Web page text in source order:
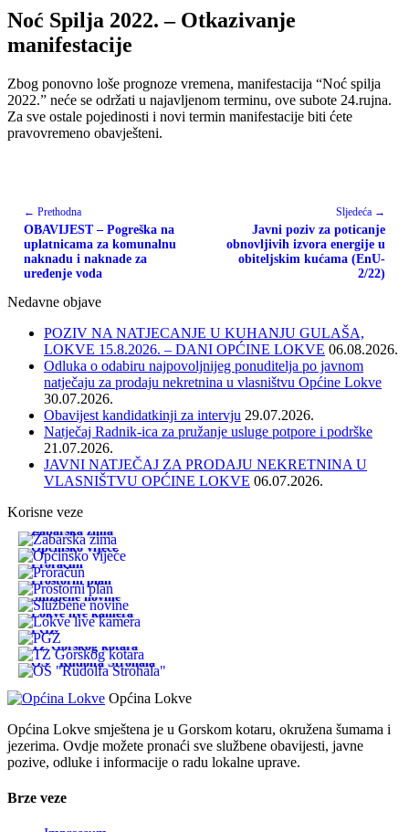
Noć Spilja 2022. – Otkazivanje
manifestacije
Zbog ponovno loše prognoze vremena, manifestacija “Noć spilja
2022.” neće se održati u najavljenom terminu, ove subote 24.rujna.
Za sve ostale pojedinosti i novi termin manifestacije biti ćete
pravovremeno obavješteni.
← Prethodna
OBAVIJEST – Pogreška na
uplatnicama za komunalnu
naknadu i naknade za
uređenje voda
Sljedeća →
Javni poziv za poticanje
obnovljivih izvora energije u
obiteljskim kućama (EnU-
2/22)
Nedavne objave
POZIV NA NATJECANJE U KUHANJU GULAŠA,
LOKVE 15.8.2026. – DANI OPĆINE LOKVE 06.08.2026.
Odluka o odabiru najpovoljnijeg ponuditelja po javnom
natječaju za prodaju nekretnina u vlasništvu Općine Lokve
30.07.2026.
Obavijest kandidatkinji za intervju 29.07.2026.
Natječaj Radnik-ica za pružanje usluge potpore i podrške
21.07.2026.
JAVNI NATJEČAJ ZA PRODAJU NEKRETNINA U
VLASNIŠTVU OPĆINE LOKVE 06.07.2026.
Korisne veze
Žabarska zima
Općinsko vijeće
Proračun
Prostorni plan
Službene novine
Lokve live kamera
PGŽ
TZ Gorskog kotara
OŠ "Rudolfa Strohala"
Općina Lokve
Općina Lokve smještena je u Gorskom kotaru, okružena šumama i
jezerima. Ovdje možete pronaći sve službene obavijesti, javne
pozive, odluke i informacije o radu lokalne uprave.
Brze veze